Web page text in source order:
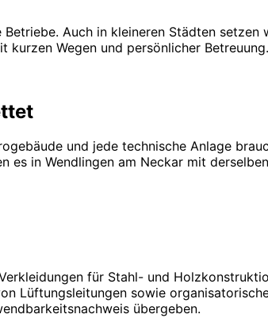
Auch in kleineren Städten setzen
Wegen und persönlicher Betreuung.
und jede technische Anlage
in Wendlingen am Neckar mit
für Stahl- und
Lüftungsleitungen sowie
übergeben.